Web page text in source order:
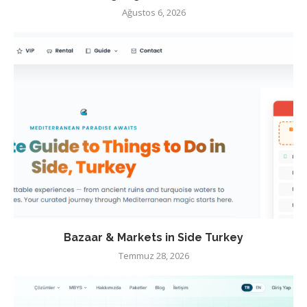
Ağustos 6, 2026
Bazaar & Markets in Side Turkey
Temmuz 28, 2026